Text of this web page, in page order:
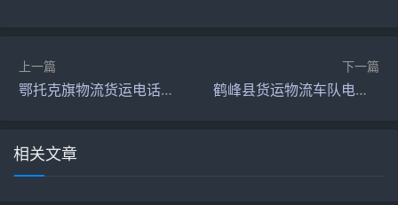
上一篇
鄂托克旗物流货运电话号查询
下一篇
鹤峰县货运物流车队电话，让你的货物无忧运输
相关文章